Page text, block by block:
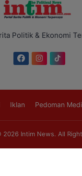
Politik & Ekonomi
Iklan Pedoman
2026 Intim News. All